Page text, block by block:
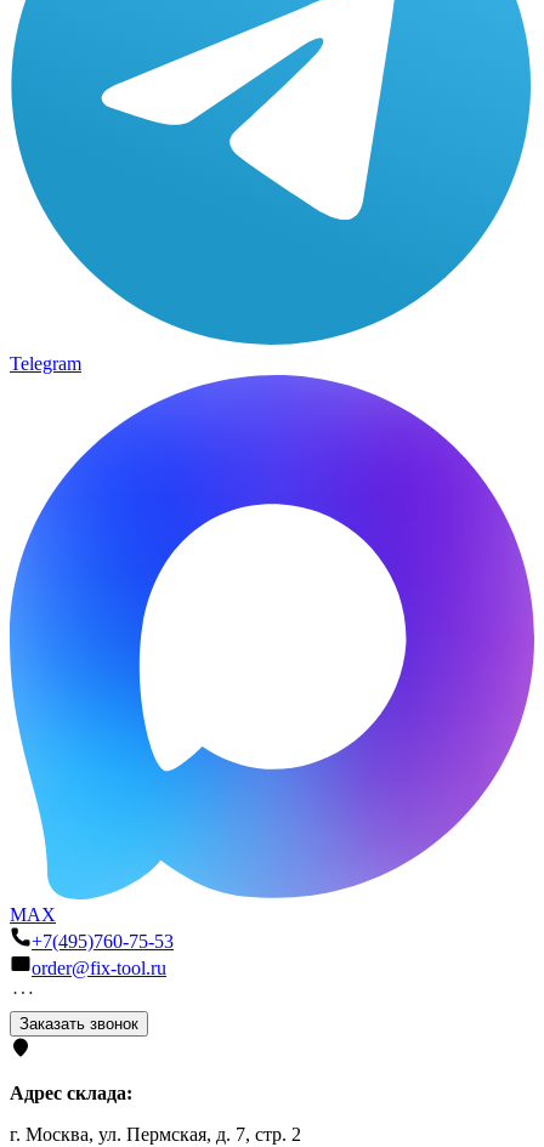
Telegram
MAX
+7(495)760-75-53
order@fix-tool.ru
Заказать звонок
Адрес склада:
г. Москва, ул. Пермская, д. 7, стр. 2